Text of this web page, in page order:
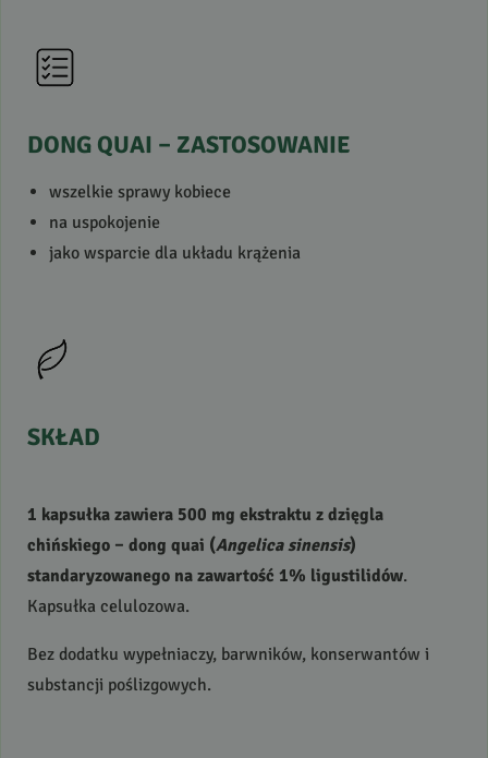
DONG QUAI – ZASTOSOWANIE
wszelkie sprawy kobiece
na uspokojenie
jako wsparcie dla układu krążenia
SKŁAD
1 kapsułka zawiera 500 mg ekstraktu z dzięgla
chińskiego – dong quai (Angelica sinensis)
standaryzowanego na zawartość 1% ligustilidów.
Kapsułka celulozowa.
Bez dodatku wypełniaczy, barwników, konserwantów i
substancji poślizgowych.